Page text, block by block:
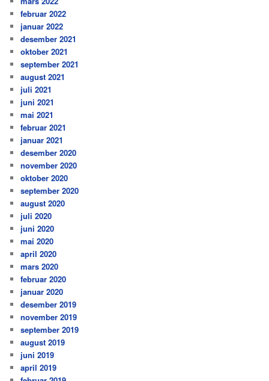
februar 2022
januar 2022
desember 2021
oktober 2021
september 2021
august 2021
juli 2021
juni 2021
mai 2021
februar 2021
januar 2021
desember 2020
november 2020
oktober 2020
september 2020
august 2020
juli 2020
juni 2020
mai 2020
april 2020
mars 2020
februar 2020
januar 2020
desember 2019
november 2019
september 2019
august 2019
juni 2019
april 2019